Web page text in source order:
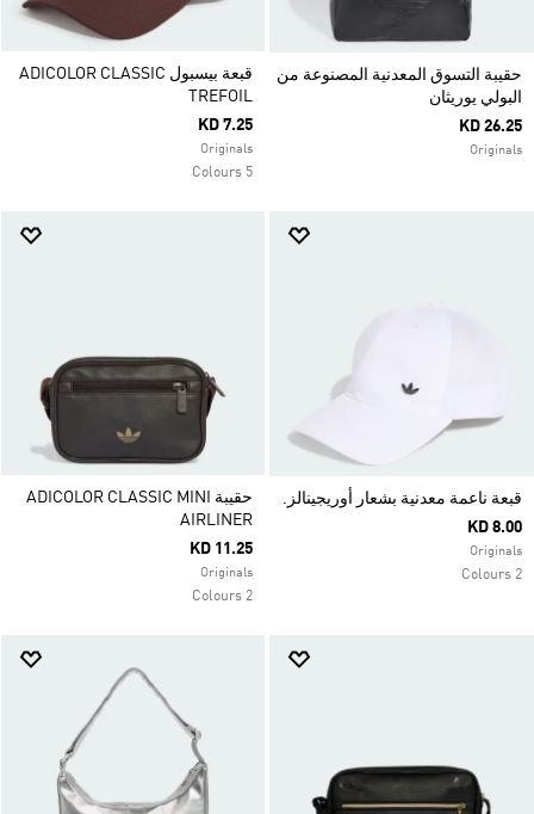
حقيبة التسوق المعدنية المصنوعة من
البولي يوريثان
KD 26.25
Originals
قبعة بيسبول ADICOLOR CLASSIC
TREFOIL
KD 7.25
Originals
5 Colours
قبعة ناعمة معدنية بشعار أوريجينالز.
KD 8.00
Originals
2 Colours
حقيبة ADICOLOR CLASSIC MINI
AIRLINER
KD 11.25
Originals
2 Colours